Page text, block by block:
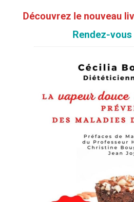
Découvrez le nouveau
Rendez-